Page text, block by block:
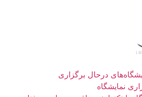
درحال برگزاری
نمایشگاه